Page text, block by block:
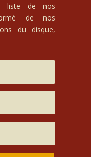
liste de nos
de nos
du disque,